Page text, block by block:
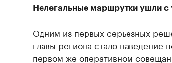
Нелегальные маршрутки ушли с
Одним из первых серьезных
главы региона стало наведение
первом же оперативном